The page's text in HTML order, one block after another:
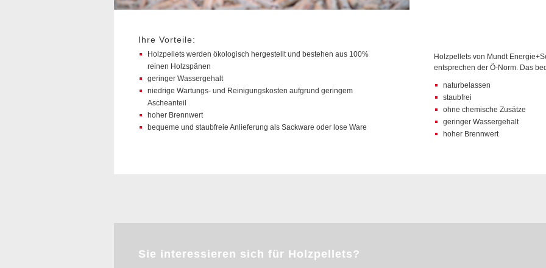
Ihre Vorteile:
Holzpellets werden ökologisch hergestellt und bestehen aus 100%
reinen Holzspänen
geringer Wassergehalt
niedrige Wartungs- und Reinigungskosten aufgrund geringem
Ascheanteil
hoher Brennwert
bequeme und staubfreie Anlieferung als Sackware oder lose Ware
Holzpellets von Mundt
entsprechen der Ö-Norm. Das
naturbelassen
staubfrei
ohne chemische Zusätze
geringer Wassergehalt
hoher Brennwert
Sie interessieren sich für Holzpellets?